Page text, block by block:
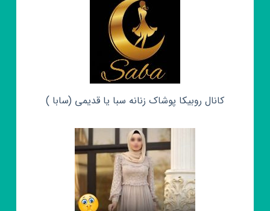
کانال روبیکا پوشاک زنانه سبا یا قدیمی (سابا )